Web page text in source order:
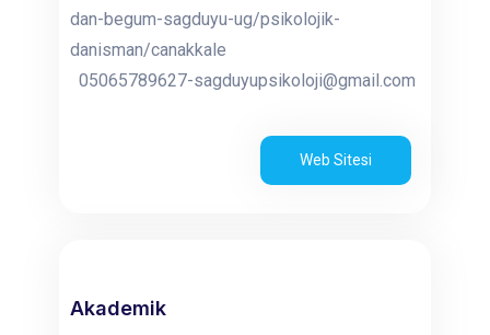
dan-begum-sagduyu-ug/psikolojik-
danisman/canakkale
05065789627-sagduyupsikoloji@gmail.com
Web Sitesi
Akademik